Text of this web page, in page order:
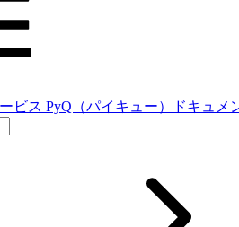
ビス PyQ（パイキュー）ドキュメ